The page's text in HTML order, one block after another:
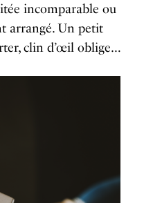
incomparable ou
arrangé. Un petit
clin d’œil oblige…